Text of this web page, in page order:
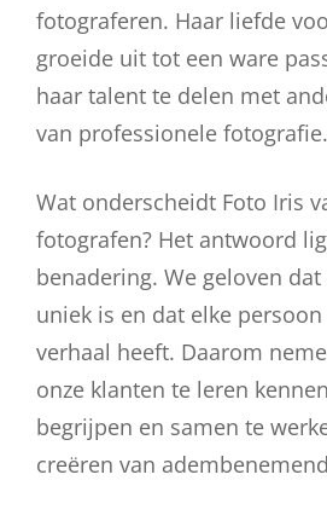
fotograferen. Haar liefde
groeide uit tot een ware
haar talent te delen met
van professionele fotografie.
Wat onderscheidt Foto Iris
fotografen? Het antwoord
benadering. We geloven
uniek is en dat elke
verhaal heeft. Daarom
onze klanten te leren
begrijpen en samen te
creëren van